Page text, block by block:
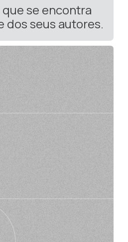
se encontra
dos seus autores.